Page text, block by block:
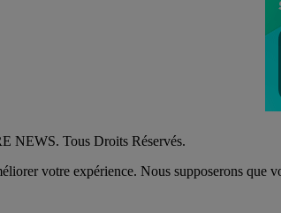
NEWS. Tous Droits Réservés.
votre expérience. Nous supposerons que